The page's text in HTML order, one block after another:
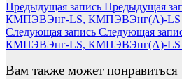
Предыдущая запись Предыдущая
КМПЭВЭнг-LS, КМПЭВЭнг(А)-LS
Следующая запись Следующая
КМПЭВЭнг-LS, КМПЭВЭнг(А)-LS
Вам также может понравиться